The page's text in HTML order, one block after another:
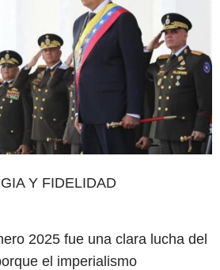
Y FIDELIDAD
2025 fue una clara lucha del
el imperialismo